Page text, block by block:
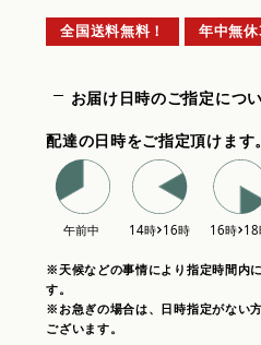
全国送料無料！ 年中無
お届け日時のご指定につ
配達の日時をご指定頂けます。
※天候などの事情により指定時間内
す。
※お急ぎの場合は、日時指定がない
ございます。